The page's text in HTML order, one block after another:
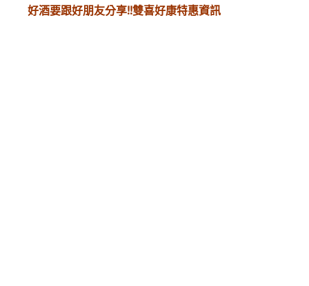
好酒要跟好朋友分享!!雙喜好康特惠資訊